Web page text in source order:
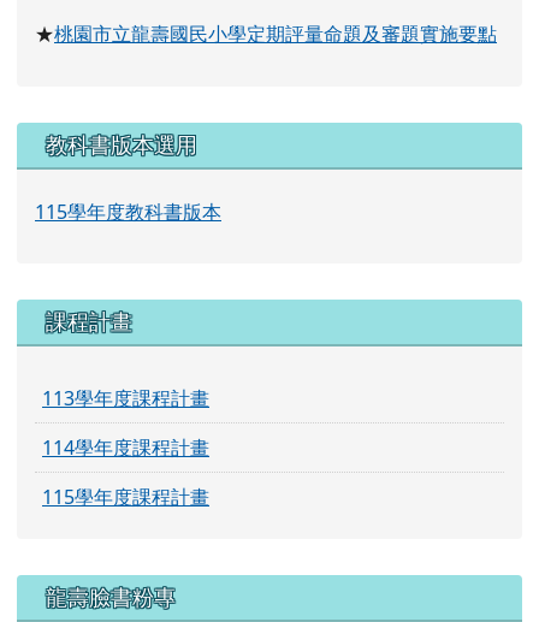
★桃園市立龍壽國民小學定期評量命題及審題實施要點
教科書版本選用
115學年度教科書版本
課程計畫
113學年度課程計畫
114學年度課程計畫
115學年度課程計畫
龍壽臉書粉專